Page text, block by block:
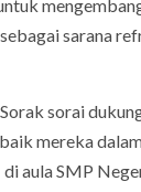
sarana
sorai
mereka
aula SMP